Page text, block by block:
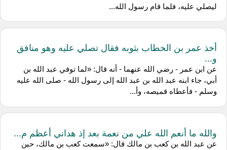
ليصلي عليه، فلما قام رسول الله...
أخذ عمر بن الخطاب بثوبه فقال تصلي عليه وهو منافق
و...
عن ‌ابن عمر - رضي الله عنهما - أنه قال: «لما توفي عبد الله بن
أبي، جاء ابنه عبد الله بن عبد الله إلى رسول الله - صلى الله عليه
وسلم - فأعطاه قميصه، وأ...
والله ما أنعم الله علي من نعمة بعد إذ هداني أعظم م...
عن ‌عبد الله بن كعب بن مالك قال: «سمعت كعب بن مالك، حين